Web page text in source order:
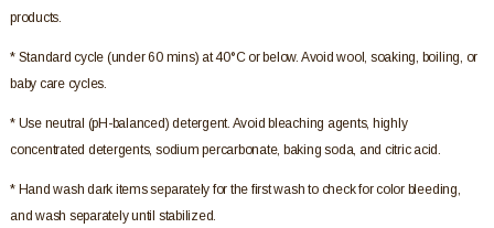
products.
* Standard cycle (under 60 mins) at 40°C or below. Avoid wool, soaking, boiling, or
baby care cycles.
* Use neutral (pH-balanced) detergent. Avoid bleaching agents, highly
concentrated detergents, sodium percarbonate, baking soda, and citric acid.
* Hand wash dark items separately for the first wash to check for color bleeding,
and wash separately until stabilized.